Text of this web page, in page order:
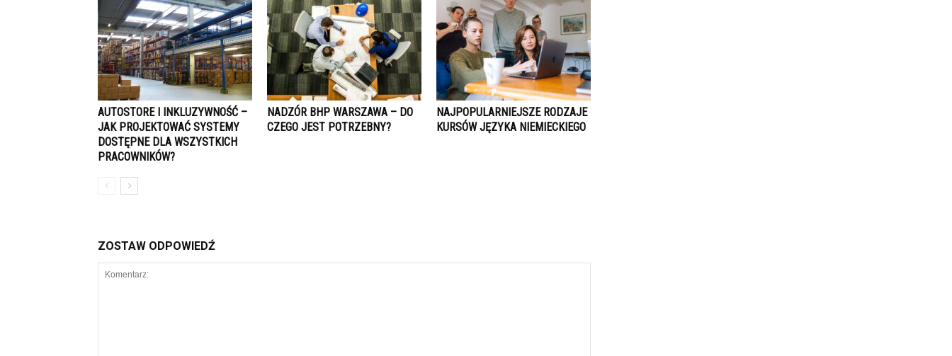
AUTOSTORE I INKLUZYWNOŚĆ –
JAK PROJEKTOWAĆ SYSTEMY
DOSTĘPNE DLA WSZYSTKICH
PRACOWNIKÓW?
NADZÓR BHP WARSZAWA – DO
CZEGO JEST POTRZEBNY?
NAJPOPULARNIEJSZE RODZAJE
KURSÓW JĘZYKA NIEMIECKIEGO
ZOSTAW ODPOWIEDŹ